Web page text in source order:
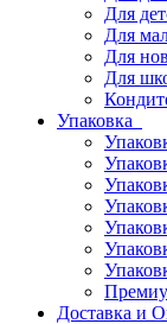
Для
Для
Для
Для
Упаковка
Доставка и